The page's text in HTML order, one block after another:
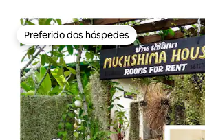
Preferido dos hóspedes
Preferido dos hóspedes